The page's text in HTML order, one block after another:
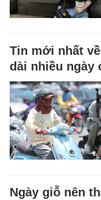
Tin mới nhất
dài nhiều ngày
Ngày giỗ nên